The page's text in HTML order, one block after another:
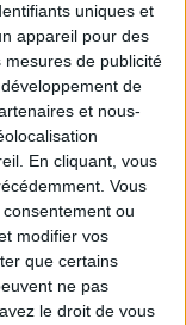
uniques et
appareil pour des
de publicité
de
et nous-
En cliquant, vous
Vous
ou
modifier vos
que certains
ne pas
le droit de vous
PME doit savoir et
doit devenir
GED/ECM